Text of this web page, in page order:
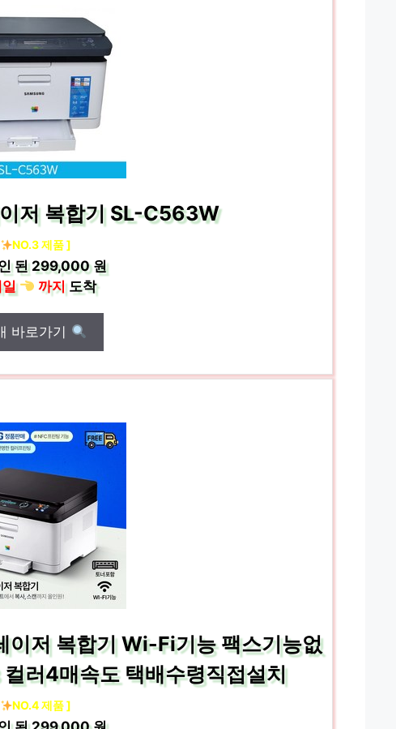
저 복합기 SL-C563W
NO.3 제품 ]
된299,000 원
일
까지도착
바로가기
저 복합기 Wi-Fi기능 팩스기능없
러4매속도 택배수령직접설치
NO.4 제품 ]